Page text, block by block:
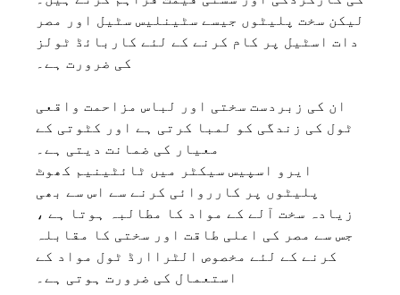
لیکن سخت پلیٹوں جیسے سٹینلیس سٹیل اور مصر
دات اسٹیل پر کام کرنے کے لئے کاربائڈ ٹولز
کی ضرورت ہے۔
ان کی زبردست سختی اور لباس مزاحمت واقعی
ٹول کی زندگی کو لمبا کرتی ہے اور کٹوتی کے
معیار کی ضمانت دیتی ہے۔
ایرو اسپیس سیکٹر میں ٹائٹینیم کھوٹ
پلیٹوں پر کارروائی کرنے سے اس سے بھی
زیادہ سخت آلے کے مواد کا مطالبہ ہوتا ہے ،
جس سے مصر کی اعلی طاقت اور سختی کا مقابلہ
کرنے کے لئے مخصوص الٹراارڈ ٹول مواد کے
استعمال کی ضرورت ہوتی ہے۔